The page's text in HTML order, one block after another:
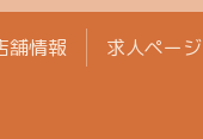
舗情報 求人ページ